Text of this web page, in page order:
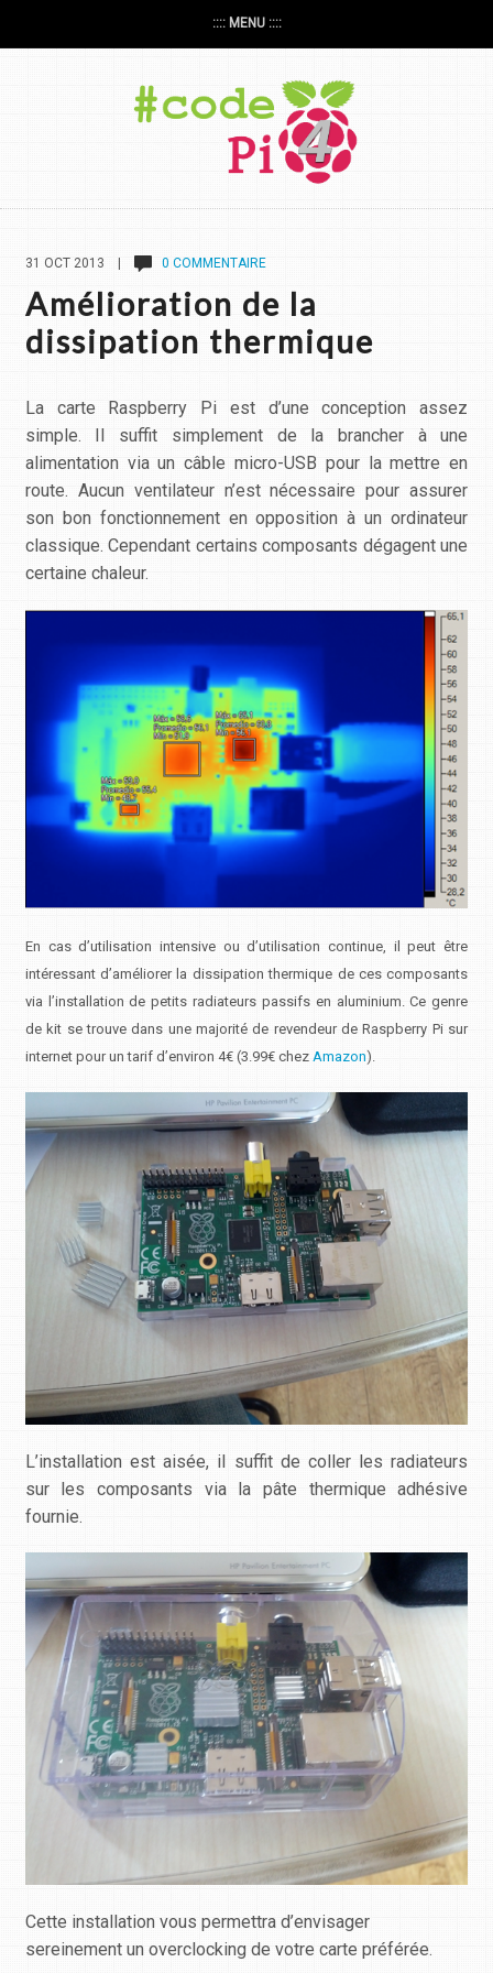
:::: MENU ::::
31 OCT 2013 | 0 COMMENTAIRE
Amélioration de la
dissipation thermique
La carte Raspberry Pi est d’une conception assez
simple. Il suffit simplement de la brancher à une
alimentation via un câble micro-USB pour la mettre en
route. Aucun ventilateur n’est nécessaire pour assurer
son bon fonctionnement en opposition à un ordinateur
classique. Cependant certains composants dégagent une
certaine chaleur.
En cas d’utilisation intensive ou d’utilisation continue, il peut être
intéressant d’améliorer la dissipation thermique de ces composants
via l’installation de petits radiateurs passifs en aluminium. Ce genre
de kit se trouve dans une majorité de revendeur de Raspberry Pi sur
internet pour un tarif d’environ 4€ (3.99€ chez Amazon).
L’installation est aisée, il suffit de coller les radiateurs
sur les composants via la pâte thermique adhésive
fournie.
Cette installation vous permettra d’envisager
sereinement un overclocking de votre carte préférée.